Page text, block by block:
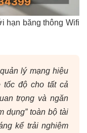
hạn băng thông Wifi
lý mạng hiệu
tốc độ cho tất cả
trọng và ngăn
dụng” toàn bộ tài
kể trải nghiệm